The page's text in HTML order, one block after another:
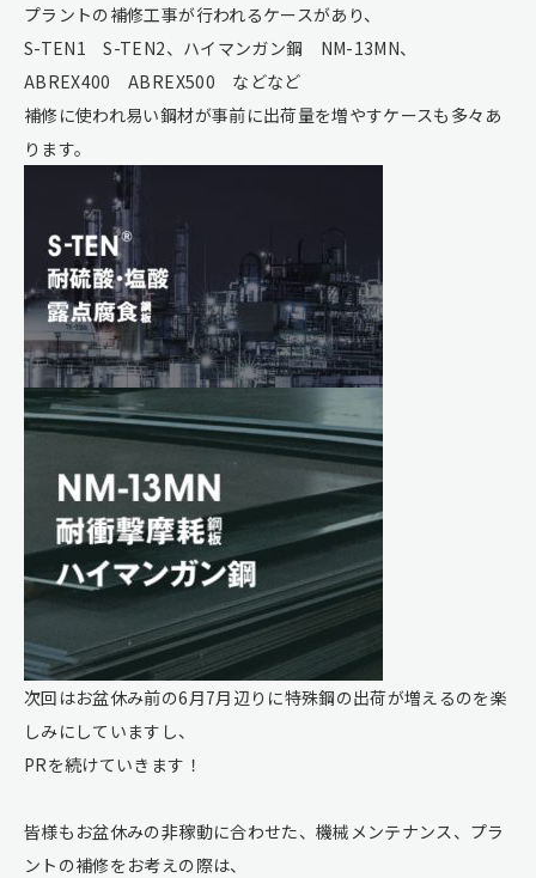
プラントの補修工事が行われるケースがあり、
S-TEN1 S-TEN2、ハイマンガン鋼 NM-13MN、
ABREX400 ABREX500 などなど
補修に使われ易い鋼材が事前に出荷量を増やすケースも多々あ
ります。
次回はお盆休み前の6月7月辺りに特殊鋼の出荷が増えるのを楽
しみにしていますし、
PRを続けていきます！
皆様もお盆休みの非稼動に合わせた、機械メンテナンス、プラ
ントの補修をお考えの際は、